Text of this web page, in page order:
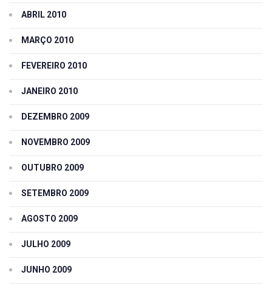
ABRIL 2010
MARÇO 2010
FEVEREIRO 2010
JANEIRO 2010
DEZEMBRO 2009
NOVEMBRO 2009
OUTUBRO 2009
SETEMBRO 2009
AGOSTO 2009
JULHO 2009
JUNHO 2009